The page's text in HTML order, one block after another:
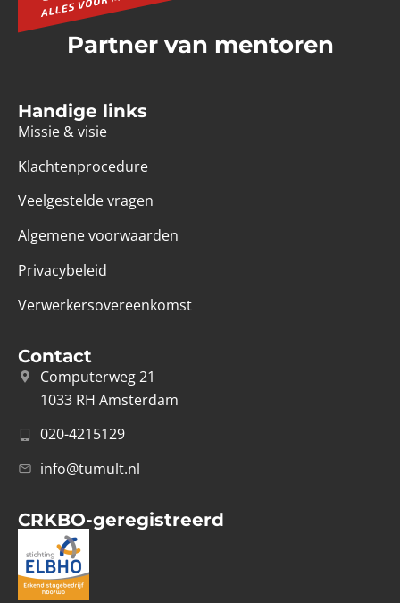
Partner van mentoren
Handige links
Missie & visie
Klachtenprocedure
Veelgestelde vragen
Algemene voorwaarden
Privacybeleid
Verwerkersovereenkomst
Contact
Computerweg 21
1033 RH Amsterdam
020-4215129
info@tumult.nl
CRKBO-geregistreerd